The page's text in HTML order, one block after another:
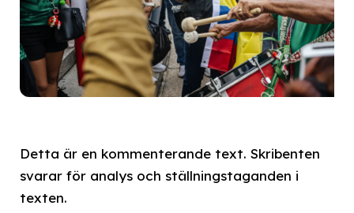
Detta är en kommenterande text. Skribenten
svarar för analys och ställningstaganden i
texten.